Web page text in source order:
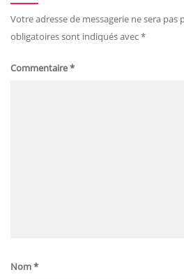
Votre adresse de messagerie ne sera pas
obligatoires sont indiqués avec*
Commentaire*
Nom*